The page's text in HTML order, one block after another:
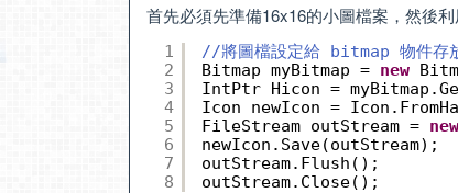
首先必須先準備16x16的小圖檔案，然後利
1
2
3
4
5
6
7
8
//將圖檔設定給 bitmap 物件存
Bitmap myBitmap = new
IntPtr Hicon =
Icon newIcon =
FileStream outStream = new
newIcon.Save(outStream);
outStream.Flush();
outStream.Close();